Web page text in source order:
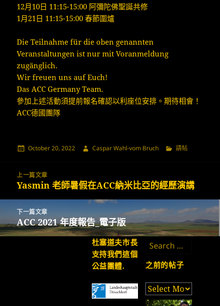
12月10日 11:15-15:00 阿彌陀佛聖誕共修
1月21日 11:15-15:00 春節圍爐
Die Teilnahme für die oben genannten
Veranstaltungen ist nur mit Voranmeldung
zugänglich.
Wir freuen uns auf Euch!
Das ACC Germany Team.
參加上述活動須提前報名確認以利座位安排。期待相會！
ACC德國團隊
發
期:
October 20, 2022
作
Caspar Wahl-vom Bruch
分
請帖
navigation
上一篇文章
上
篇
文
章:
Yasmin 老師暑假在ACC納米比亞的經歷演講
下一篇文章
下
一
ACC 2021 年度報告_電子版
Search
之前的帖子
之
前
杜塞道夫市長
支持我們這個
公益團體.